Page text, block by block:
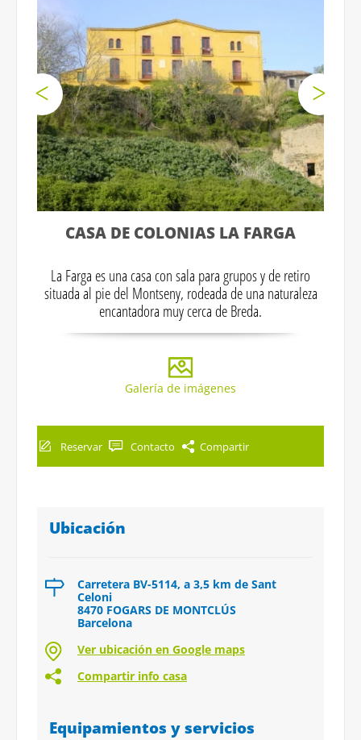
CASA DE COLONIAS LA FARGA
La Farga es una casa con sala para grupos y de retiro
situada al pie del Montseny, rodeada de una naturaleza
encantadora muy cerca de Breda.
Galería de imágenes
Reservar Contacto Compartir
Ubicación
Carretera BV-5114, a 3,5 km de Sant
Celoni
8470 FOGARS DE MONTCLÚS
Barcelona
Ver ubicación en Google maps
Compartir info casa
Equipamientos y servicios